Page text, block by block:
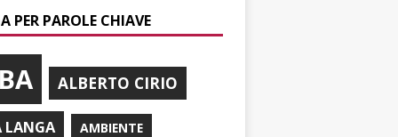
PER PAROLE CHIAVE
ALBERTO CIRIO
LANGA AMBIENTE